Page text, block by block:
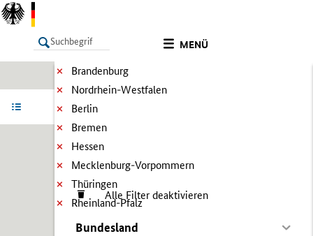
MENÜ
LISTE
Brandenburg
Nordrhein-Westfalen
Berlin
Bremen
Hessen
Mecklenburg-Vorpommern
Thüringen
Rheinland-Pfalz
Alle Filter deaktivieren
Bundesland